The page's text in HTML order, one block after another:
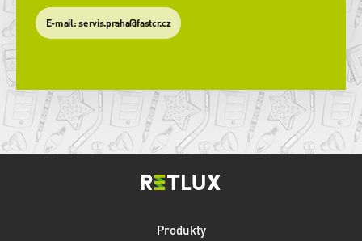
​E-mail: servis.praha@fastcr.cz
Produkty